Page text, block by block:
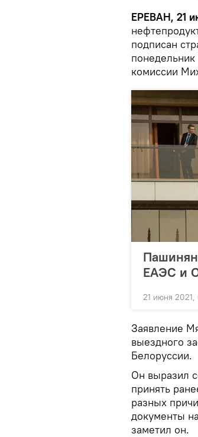
ЕРЕВАН, 21
подписан
комиссии
Пашинян
ЕАЭС и
21 июня
Заявление
выездного
Белоруссии.
Он выразил
принять
разных
документы
заметил он.